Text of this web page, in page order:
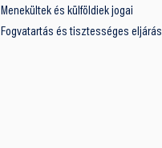
Menekültek és külföldiek jogai
Fogvatartás és tisztességes eljárás